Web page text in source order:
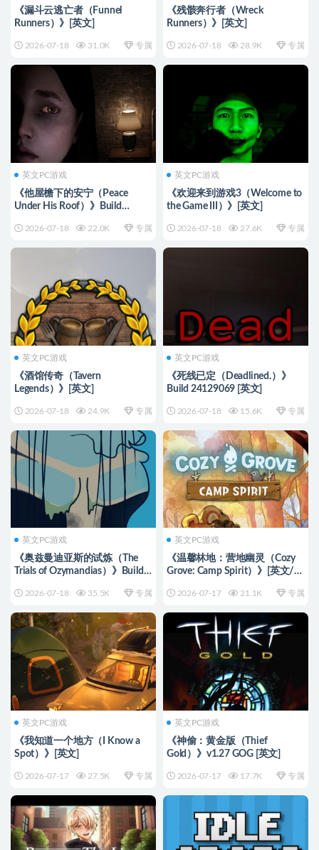
《漏斗云逃亡者（Funnel
Runners）》[英文]
2026-07-18 31.0K 专属
《残骸奔行者（Wreck
Runners）》[英文]
2026-07-18 28.9K 专属
英文PC游戏
《他屋檐下的安宁（Peace
Under His Roof）》Build
2026-07-18 22.0K 专属
英文PC游戏
《欢迎来到游戏3（Welcome to
the Game III）》[英文]
2026-07-18 27.6K 专属
英文PC游戏
《酒馆传奇（Tavern
Legends）》[英文]
2026-07-18 24.9K 专属
英文PC游戏
《死线已定（Deadlined.）》
Build 24129069 [英文]
2026-07-18 15.6K 专属
英文PC游戏
《奥兹曼迪亚斯的试炼（The
Trials of Ozymandias）》Build
2026-07-18 35.5K 专属
英文PC游戏
《温馨林地：营地幽灵（Cozy
Grove: Camp Spirit）》[英文/日
2026-07-17 21.1K 专属
英文PC游戏
《我知道一个地方（I Know a
Spot）》[英文]
2026-07-17 27.5K 专属
英文PC游戏
《神偷：黄金版（Thief
Gold）》v1.27 GOG [英文]
2026-07-17 17.7K 专属